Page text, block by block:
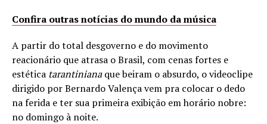
Confira outras notícias do mundo da música
A partir do total desgoverno e do movimento
reacionário que atrasa o Brasil, com cenas fortes e
estética tarantinianaque beiram o absurdo, o videoclipe
dirigido por Bernardo Valença vem pra colocar o dedo
na ferida e ter sua primeira exibição em horário nobre:
no domingo à noite.